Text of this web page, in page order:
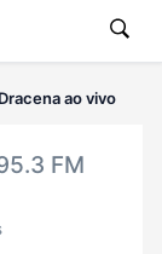
ao vivo
FM